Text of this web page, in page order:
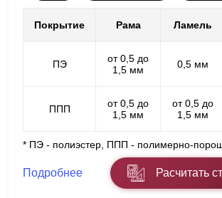
Покрытие Рама Ламель
ПЭ
от 0,5 до
1,5 мм
0,5 мм
ППП
от 0,5 до
1,5 мм
от 0,5 до
1,5 мм
* ПЭ - полиэстер, ППП - полимерно-
Подробнее Расчитать